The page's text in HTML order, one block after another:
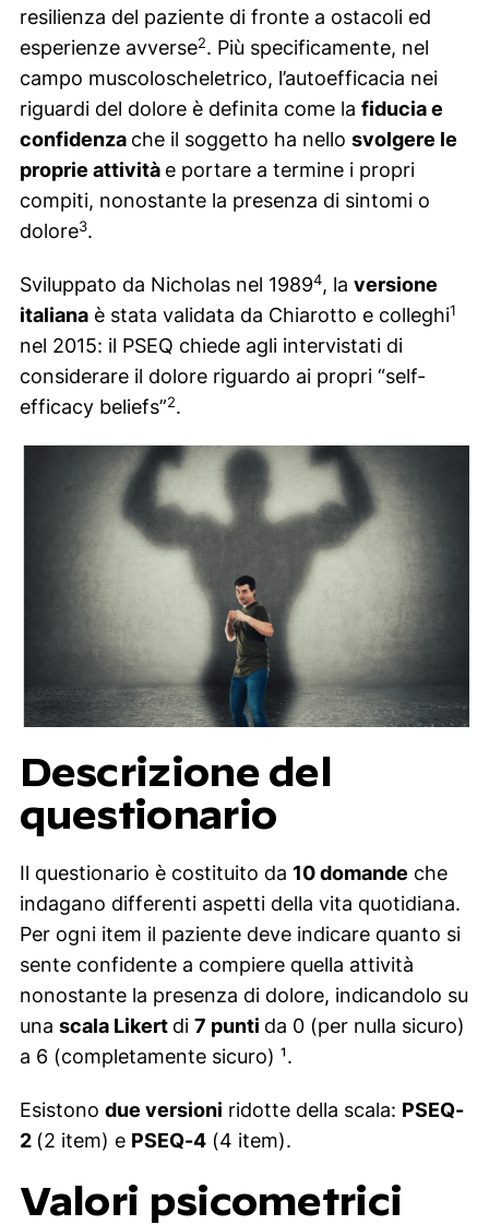
resilienza del paziente di fronte a ostacoli ed
esperienze avverse2. Più specificamente, nel
campo muscoloscheletrico, l’autoefficacia nei
riguardi del dolore è definita come la fiducia e
confidenza che il soggetto ha nello svolgere le
proprie attività e portare a termine i propri
compiti, nonostante la presenza di sintomi o
dolore3.
Sviluppato da Nicholas nel 19894, la versione
italianaè stata validata da Chiarotto e colleghi1
nel 2015: il PSEQ chiede agli intervistati di
considerare il dolore riguardo ai propri “self-
efficacy beliefs”2.
Descrizione del
questionario
Il questionario è costituito da 10 domande che
indagano differenti aspetti della vita quotidiana.
Per ogni item il paziente deve indicare quanto si
sente confidente a compiere quella attività
nonostante la presenza di dolore, indicandolo su
una scala Likert di 7 punti da 0 (per nulla sicuro)
a 6 (completamente sicuro) ¹.
Esistono due versioni ridotte della scala: PSEQ-
2 (2 item) e PSEQ-4(4 item).
Valori psicometrici